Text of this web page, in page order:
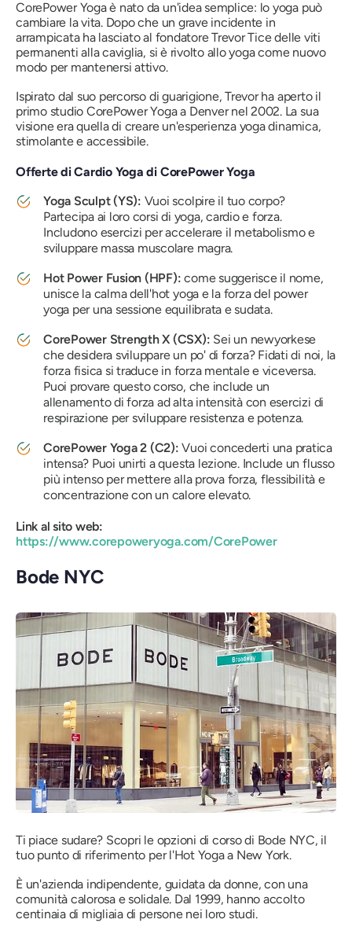
CorePower Yoga è nato da un'idea semplice: lo yoga può
cambiare la vita. Dopo che un grave incidente in
arrampicata ha lasciato al fondatore Trevor Tice delle viti
permanenti alla caviglia, si è rivolto allo yoga come nuovo
modo per mantenersi attivo.
Ispirato dal suo percorso di guarigione, Trevor ha aperto il
primo studio CorePower Yoga a Denver nel 2002. La sua
visione era quella di creare un'esperienza yoga dinamica,
stimolante e accessibile.
Offerte di Cardio Yoga di CorePower Yoga
Yoga Sculpt (YS): Vuoi scolpire il tuo corpo?
Partecipa ai loro corsi di yoga, cardio e forza.
Includono esercizi per accelerare il metabolismo e
sviluppare massa muscolare magra.
Hot Power Fusion (HPF): come suggerisce il nome,
unisce la calma dell'hot yoga e la forza del power
yoga per una sessione equilibrata e sudata.
CorePower Strength X (CSX): Sei un newyorkese
che desidera sviluppare un po' di forza? Fidati di noi, la
forza fisica si traduce in forza mentale e viceversa.
Puoi provare questo corso, che include un
allenamento di forza ad alta intensità con esercizi di
respirazione per sviluppare resistenza e potenza.
CorePower Yoga 2 (C2): Vuoi concederti una pratica
intensa? Puoi unirti a questa lezione. Include un flusso
più intenso per mettere alla prova forza, flessibilità e
concentrazione con un calore elevato.
Link al sito web:
https://www.corepoweryoga.com/CorePower
Bode NYC
Ti piace sudare? Scopri le opzioni di corso di Bode NYC, il
tuo punto di riferimento per l'Hot Yoga a New York.
È un'azienda indipendente, guidata da donne, con una
comunità calorosa e solidale. Dal 1999, hanno accolto
centinaia di migliaia di persone nei loro studi.